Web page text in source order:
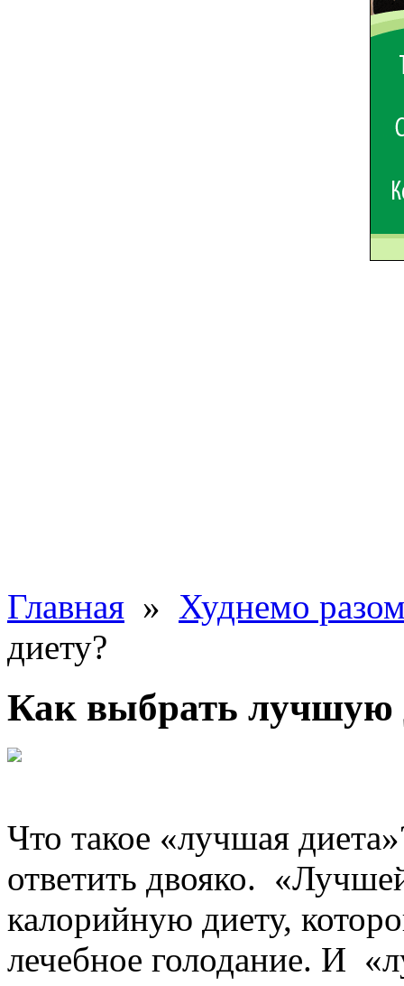
Главная » Худнемо
диету?
Как выбрать лучшую
Что такое «лучшая
ответить двояко.
калорийную диету,
лечебное голодание. И